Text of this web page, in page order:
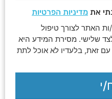
את מדיניות הפרטיות
האתר לצורך טיפול
שלישי. מסירת המידע היא
עם זאת, בלעדיו לא אוכל לתת
י